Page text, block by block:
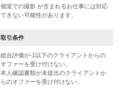
個室での撮影 が含まれるお仕事には対応
できない可能性があります。
取引条件
総合評価が-1以下のクライアントからの
オファーを受け付けない。
本人確認書類が未提出のクライアントか
らのオファーを受け付けない。